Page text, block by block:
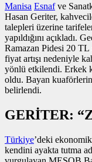
Manisa Esnafve
Hasan Geriter,
talepleri üzerine
yapıldığını açıkladı.
Ramazan Pidesi 20
fiyat artışı nedeniyle
yönlü etkilendi. Erkek
oldu. Bayan
belirlendi.
GERİTER:
Türkiye’deki
kendini ayakta tutma